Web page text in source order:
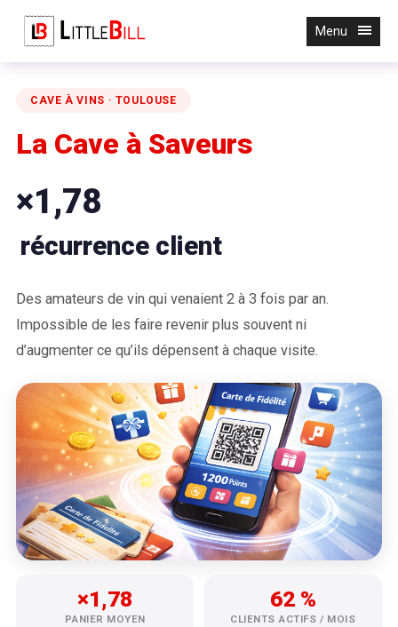
Menu
CAVE À VINS · TOULOUSE
La Cave à Saveurs
×1,78
récurrence client
Des amateurs de vin qui venaient 2 à 3 fois par an.
Impossible de les faire revenir plus souvent ni
d’augmenter ce qu’ils dépensent à chaque visite.
×1,78
PANIER MOYEN
62 %
CLIENTS ACTIFS / MOIS